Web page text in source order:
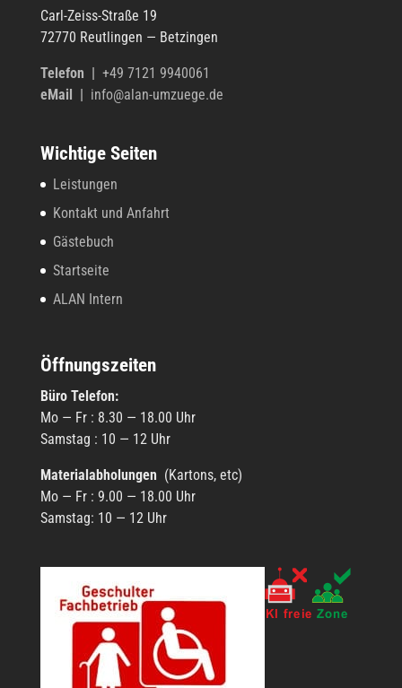
Carl-Zeiss-Straße 19
72770 Reut­lin­gen — Betzingen
Tele­fon | +49 7121 9940061
eMail | info@alan-umzuege.de
Wichtige Seiten
Leistungen
Kontakt und Anfahrt
Gästebuch
Startseite
ALAN Intern
Öffnungszeiten
Büro Tele­fon:
Mo — Fr : 8.30 — 18.00 Uhr
Sams­tag : 10 — 12 Uhr
Mate­ri­al­ab­ho­lun­gen (Kartons, etc)
Mo — Fr : 9.00 — 18.00 Uhr
Sams­tag: 10 — 12 Uhr